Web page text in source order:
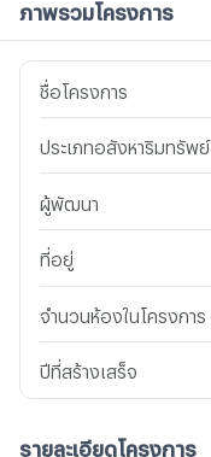
ภาพรวมโครงการ
ชื่อโครงการ
ประเภทอสังหาริมทรัพย์
ผู้พัฒนา
ที่อยู่
จำนวนห้องในโครงการ
ปีที่สร้างเสร็จ
รายละเอียดโครงการ